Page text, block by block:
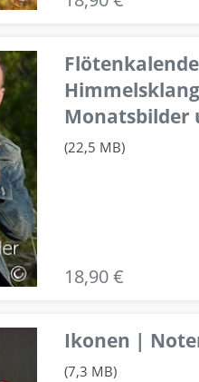
Himmelsklang
Monatsbilder
(22,5 MB)
18,90 €
Ikonen |
(7,3 MB)